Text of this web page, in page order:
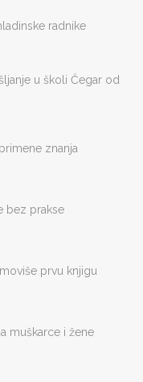
radnike
u školi Čegar od
znanja
bez prakse
prvu knjigu
muškarce i žene